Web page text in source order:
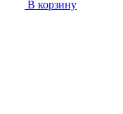
В корзину